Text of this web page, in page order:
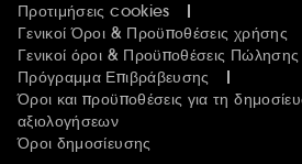
Προτιμήσεις cookies
Γενικοί Όροι & Προϋποθέσεις χρήσης
Γενικοί όροι & Προϋποθέσεις Πώλησης
Πρόγραμμα Επιβράβευσης
Όροι και προϋποθέσεις για τη
αξιολογήσεων
Όροι δημοσίευσης